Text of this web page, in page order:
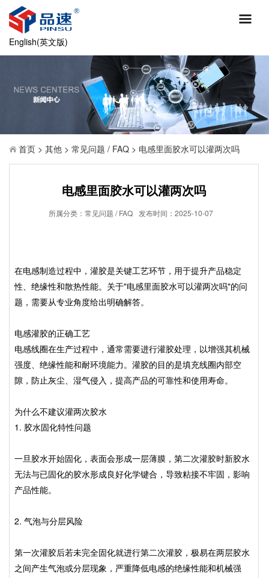
English(英文版)
首页 > 其他 > 常见问题 / FAQ > 电感里面胶水可以灌两次吗
电感里面胶水可以灌两次吗
所属分类： 常见问题 / FAQ 发布时间： 2025-10-07
在电感制造过程中，灌胶是关键工艺环节，用于提升产品稳定
性、绝缘性和散热性能。关于"电感里面胶水可以灌两次吗"的问
题，需要从专业角度给出明确解答。
电感灌胶的正确工艺
电感线圈在生产过程中，通常需要进行灌胶处理，以增强其机械
强度、绝缘性能和耐环境能力。灌胶的目的是填充线圈内部空
隙，防止灰尘、湿气侵入，提高产品的可靠性和使用寿命。
为什么不建议灌两次胶水
1. 胶水固化特性问题
一旦胶水开始固化，表面会形成一层薄膜，第二次灌胶时新胶水
无法与已固化的胶水形成良好化学键合，导致粘接不牢固，影响
产品性能。
2. 气泡与分层风险
第一次灌胶后若未完全固化就进行第二次灌胶，极易在两层胶水
之间产生气泡或分层现象，严重降低电感的绝缘性能和机械强